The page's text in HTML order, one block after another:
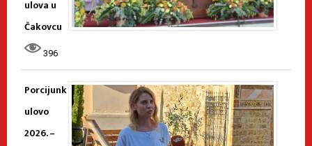
ulova u
Čakovcu
396
Porcijunk
ulovo
2026. –